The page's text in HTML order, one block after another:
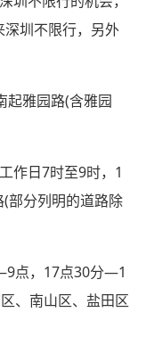
圳不限行，另外
起雅园路(含雅园
作日7时至9时，1
部分列明的道路除
点，17点30分—1
、南山区、盐田区